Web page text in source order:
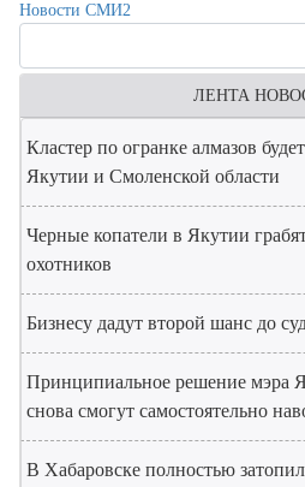
Новости СМИ2
ЛЕНТА
Кластер по огранке алмазов
Якутии и Смоленской области
Черные копатели в Якутии
охотников
Бизнесу дадут второй шанс до
Принципиальное решение мэра
снова смогут самостоятельно
В Хабаровске полностью